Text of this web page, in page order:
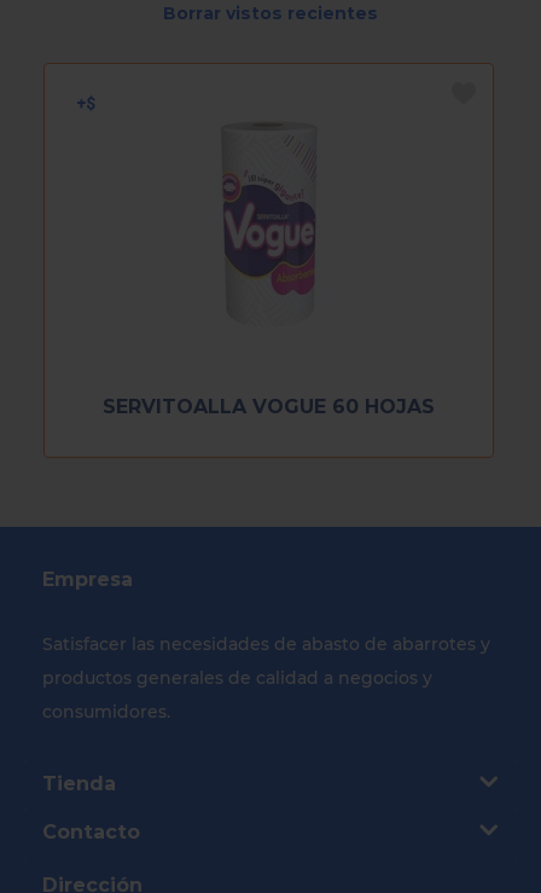
Borrar vistos recientes
SERVITOALLA VOGUE 60 HOJAS
Empresa
Satisfacer las necesidades de abasto de abarrotes y
productos generales de calidad a negocios y
consumidores.
Tienda
Contacto
Dirección